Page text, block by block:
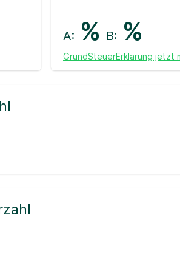
A: % B: %
GrundSteuerErklärung jetzt